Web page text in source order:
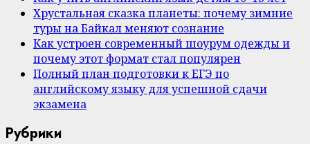
Хрустальная сказка планеты: почему зимние
туры на Байкал меняют сознание
Как устроен современный шоурум одежды и
почему этот формат стал популярен
Полный план подготовки к ЕГЭ по
английскому языку для успешной сдачи
экзамена
Рубрики